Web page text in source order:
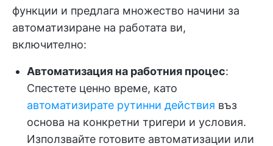
функции и предлага множество начини за
автоматизиране на работата ви,
включително:
Автоматизация на работния процес:
Спестете ценно време, като
автоматизирате рутинни действия въз
основа на конкретни тригери и условия.
Използвайте готовите автоматизации или